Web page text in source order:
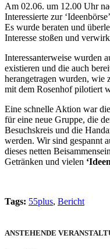
Am 02.06. um 12.00 Uhr
Interessierte zur
Es wurde beraten und
Interesse stoßen und
Interessanterweise wurden
existieren und die auch
herangetragen wurden, wie
mit dem Rosenhof pilotiert
Eine schnelle Aktion war
für eine neue Gruppe, die
Besuchskreis und die
werden. Wir sind gespannt
dieses netten
Getränken und vielen
Tags: 55plus, Bericht
ANSTEHENDE